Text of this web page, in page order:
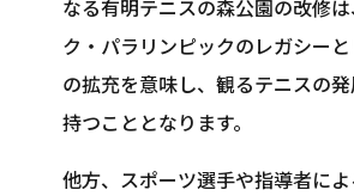
なる有明テニスの森公園の改修
ク・パラリンピックのレガシー
の拡充を意味し、観るテニスの
持つこととなります。
他方、スポーツ選手や指導者に